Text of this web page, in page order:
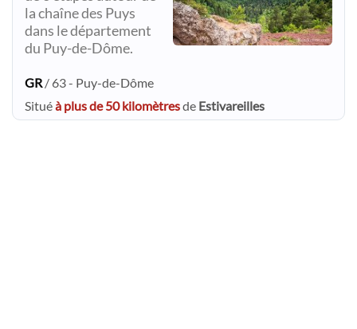
la chaîne des Puys
dans le département
du Puy-de-Dôme.
GR / 63 - Puy-de-Dôme
Situéà plus de 50 kilomètresde Estivareilles